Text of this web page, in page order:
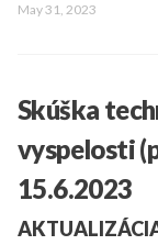
May 31, 2023
Skúška
vyspelosti
15.6.2023